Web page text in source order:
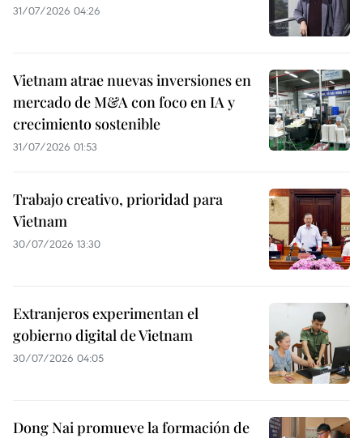
31/07/2026 04:26
Vietnam atrae nuevas inversiones en
mercado de M&A con foco en IA y
crecimiento sostenible
31/07/2026 01:53
Trabajo creativo, prioridad para
Vietnam
30/07/2026 13:30
Extranjeros experimentan el
gobierno digital de Vietnam
30/07/2026 04:05
Dong Nai promueve la formación de